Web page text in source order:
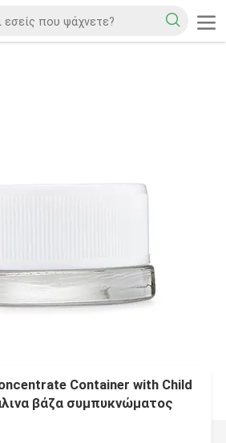
Container with Child
βάζα συμπυκνώματος